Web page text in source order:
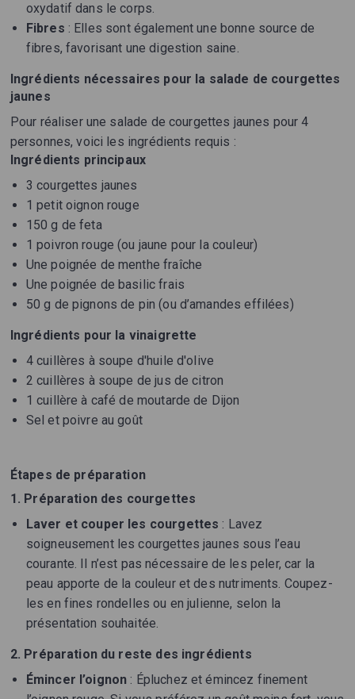
oxydatif dans le corps.
Fibres : Elles sont également une bonne source de
fibres, favorisant une digestion saine.
Ingrédients nécessaires pour la salade de courgettes
jaunes
Pour réaliser une salade de courgettes jaunes pour 4
personnes, voici les ingrédients requis :
Ingrédients principaux
3 courgettes jaunes
1 petit oignon rouge
150 g de feta
1 poivron rouge (ou jaune pour la couleur)
Une poignée de menthe fraîche
Une poignée de basilic frais
50 g de pignons de pin (ou d’amandes effilées)
Ingrédients pour la vinaigrette
4 cuillères à soupe d'huile d'olive
2 cuillères à soupe de jus de citron
1 cuillère à café de moutarde de Dijon
Sel et poivre au goût
Étapes de préparation
1. Préparation des courgettes
Laver et couper les courgettes : Lavez
soigneusement les courgettes jaunes sous l’eau
courante. Il n’est pas nécessaire de les peler, car la
peau apporte de la couleur et des nutriments. Coupez-
les en fines rondelles ou en julienne, selon la
présentation souhaitée.
2. Préparation du reste des ingrédients
Émincer l’oignon : Épluchez et émincez finement